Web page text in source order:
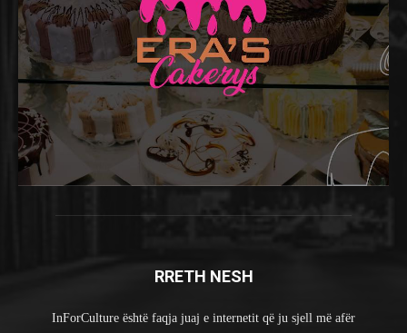
RRETH NESH
InForCulture është faqja juaj e internetit që ju sjell më afër